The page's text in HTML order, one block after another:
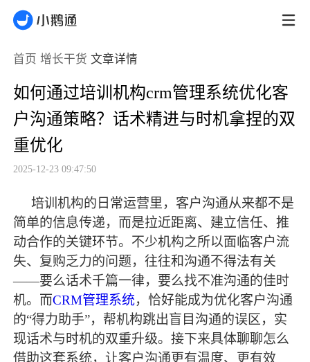
首页 增长干货 文章详情
如何通过培训机构crm管理系统优化客
户沟通策略？话术精进与时机拿捏的双
重优化
2025-12-23 09:47:50
培训机构的日常运营里，客户沟通从来都不是
简单的信息传递，而是拉近距离、建立信任、推
动合作的关键环节。不少机构之所以面临客户流
失、复购乏力的问题，往往和沟通不得法有关
——要么话术千篇一律，要么找不准沟通的佳时
机。而CRM管理系统，恰好能成为优化客户沟通
的“得力助手”，帮机构跳出盲目沟通的误区，实
现话术与时机的双重升级。接下来具体聊聊怎么
借助这套系统，让客户沟通更有温度、更有效